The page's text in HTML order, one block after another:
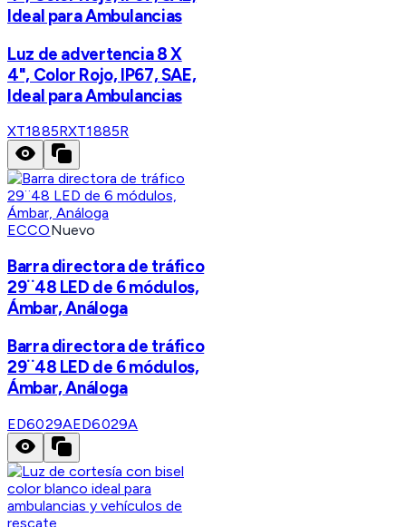
Ideal para Ambulancias
Luz de advertencia 8 X
4", Color Rojo, IP67, SAE,
Ideal para Ambulancias
XT1885RXT1885R
ECCONuevo
Barra directora de tráfico
29¨48 LED de 6 módulos,
Ámbar, Análoga
Barra directora de tráfico
29¨48 LED de 6 módulos,
Ámbar, Análoga
ED6029AED6029A